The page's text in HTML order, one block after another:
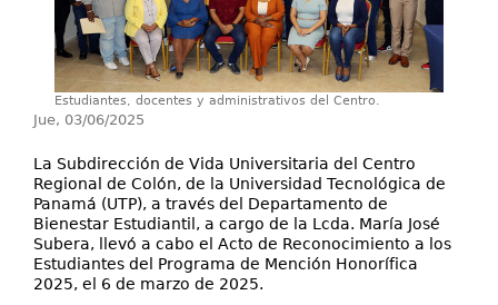
Estudiantes, docentes y administrativos del Centro.
Jue, 03/06/2025
La Subdirección de Vida Universitaria del Centro
Regional de Colón, de la Universidad Tecnológica de
Panamá (UTP), a través del Departamento de
Bienestar Estudiantil, a cargo de la Lcda. María José
Subera, llevó a cabo el Acto de Reconocimiento a los
Estudiantes del Programa de Mención Honorífica
2025, el 6 de marzo de 2025.